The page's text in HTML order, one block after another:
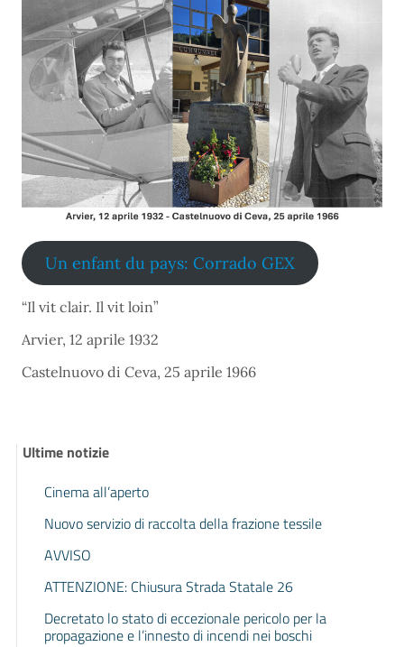
Un enfant du pays: Corrado GEX
“Il vit clair. Il vit loin”
Arvier, 12 aprile 1932
Castelnuovo di Ceva, 25 aprile 1966
Ultime notizie
Cinema all’aperto
Nuovo servizio di raccolta della frazione tessile
AVVISO
ATTENZIONE: Chiusura Strada Statale 26
Decretato lo stato di eccezionale pericolo per la
propagazione e l’innesto di incendi nei boschi